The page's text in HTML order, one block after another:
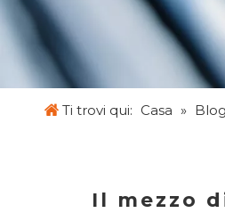
Ti trovi qui: Casa » Blog
Il mezzo